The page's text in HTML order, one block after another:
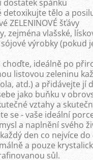
dostatek spánku
detoxikujte tělo a
ZELENINOVÉ šťávy
zejména vlašské,
výrobky
choďte, ideálně po
listovou zeleninu
atd.) a přidávejte jí
jako buňku v
vztahy a
se - vaše ideální
a naplnění svého
den co nejvíce do
a pouze
sůl.